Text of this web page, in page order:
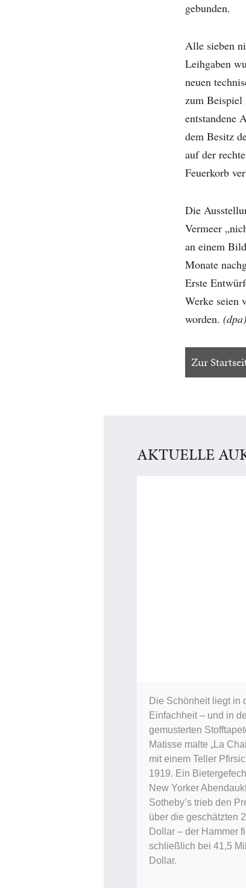
gebunden.
Alle sieben
Leihgaben
neuen
zum Beispiel
entstandene
dem Besitz
auf der
Feuerkorb
Die
Vermeer
an einem
Monate
Erste
Werke seien
worden. (dpa)
Zur
AKTUELLE
Die Schönheit liegt in
Einfachheit – und in
gemusterten
Matisse malte „La
mit einem Teller
1919. Ein
New Yorker
Sotheby’s trieb den
über die geschätzten
Dollar – der Hammer
schließlich bei 41,5
Dollar.